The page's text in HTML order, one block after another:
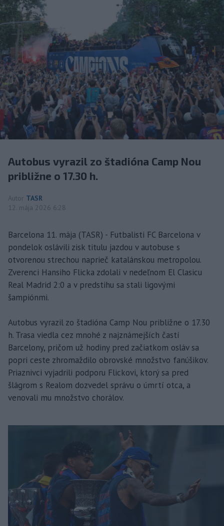
Autobus vyrazil zo štadióna Camp Nou
približne o 17.30 h.
Autor TASR
12. mája 2026 6:28
Barcelona 11. mája (TASR) - Futbalisti FC Barcelona v
pondelok oslávili zisk titulu jazdou v autobuse s
otvorenou strechou naprieč katalánskou metropolou.
Zverenci Hansiho Flicka zdolali v nedeľnom El Clasicu
Real Madrid 2:0 a v predstihu sa stali ligovými
šampiónmi.
Autobus vyrazil zo štadióna Camp Nou približne o 17.30
h. Trasa viedla cez mnohé z najznámejších častí
Barcelony, pričom už hodiny pred začiatkom osláv sa
popri ceste zhromaždilo obrovské množstvo fanúšikov.
Priaznivci vyjadrili podporu Flickovi, ktorý sa pred
šlágrom s Realom dozvedel správu o úmrtí otca, a
venovali mu množstvo chorálov.